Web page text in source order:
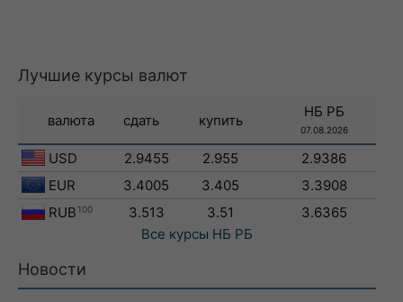
Лучшие курсы валют
валюта сдать купить
НБ РБ
07.08.2026
USD 2.9455 2.955
2.9386
EUR
3.4005 3.405
3.3908
RUB 100 3.513 3.51
3.6365
Все курсы НБ РБ
Новости